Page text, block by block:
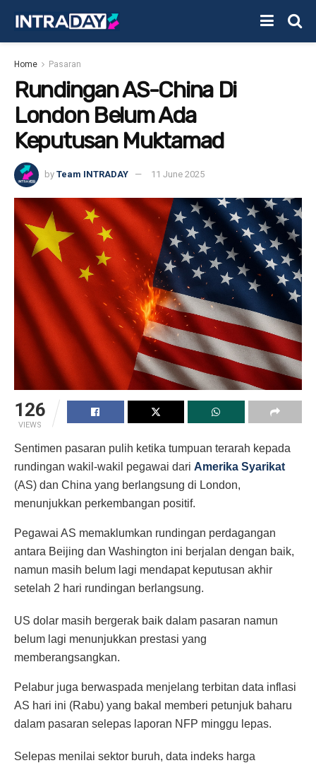
Home Pasaran
Rundingan AS-China Di
London Belum Ada
Keputusan Muktamad
by Team INTRADAY 11 June 2025
126
VIEWS
Sentimen pasaran pulih ketika tumpuan terarah kepada
rundingan wakil-wakil pegawai dari Amerika Syarikat
(AS) dan China yang berlangsung di London,
menunjukkan perkembangan positif.
Pegawai AS memaklumkan rundingan perdagangan
antara Beijing dan Washington ini berjalan dengan baik,
namun masih belum lagi mendapat keputusan akhir
setelah 2 hari rundingan berlangsung.
US dolar masih bergerak baik dalam pasaran namun
belum lagi menunjukkan prestasi yang
memberangsangkan.
Pelabur juga berwaspada menjelang terbitan data inflasi
AS hari ini (Rabu) yang bakal memberi petunjuk baharu
dalam pasaran selepas laporan NFP minggu lepas.
Selepas menilai sektor buruh, data indeks harga